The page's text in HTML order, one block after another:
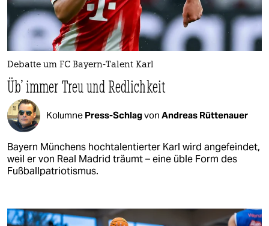
Debatte um FC Bayern-Talent Karl
Üb' immer Treu und Redlichkeit
Kolumne Press-Schlagvon Andreas Rüttenauer
Bayern Münchens hochtalentierter Karl wird angefeindet,
weil er von Real Madrid träumt – eine üble Form des
Fußballpatriotismus.